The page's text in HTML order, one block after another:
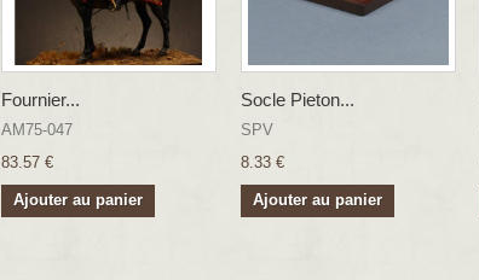
Fournier...
AM75-047
83.57 €
Ajouter au panier
Socle Pieton...
SPV
8.33 €
Ajouter au panier